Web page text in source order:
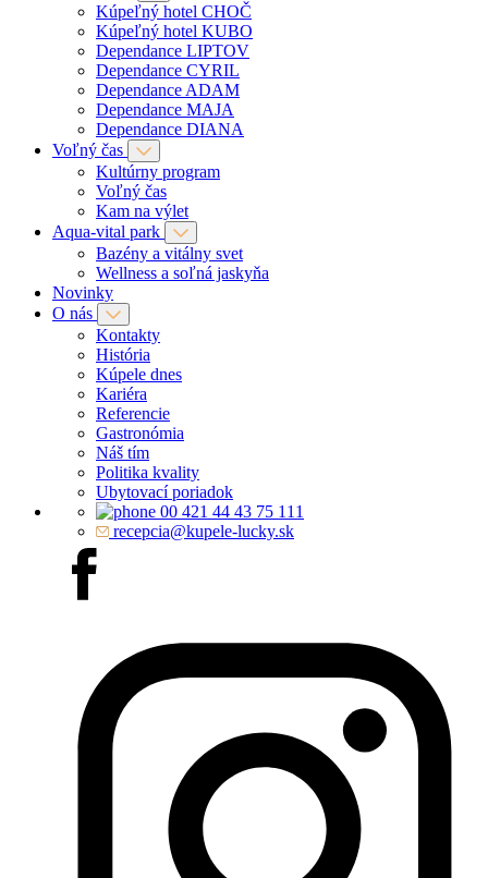
Kúpeľný hotel CHOČ
Kúpeľný hotel KUBO
Dependance LIPTOV
Dependance CYRIL
Dependance ADAM
Dependance MAJA
Dependance DIANA
Voľný čas
Kultúrny program
Voľný čas
Kam na výlet
Aqua-vital park
Bazény a vitálny svet
Wellness a soľná jaskyňa
Novinky
O nás
Kontakty
História
Kúpele dnes
Kariéra
Referencie
Gastronómia
Náš tím
Politika kvality
Ubytovací poriadok
00 421 44 43 75 111
recepcia@kupele-lucky.sk